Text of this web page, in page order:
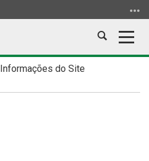
Abrir
Informações do Site